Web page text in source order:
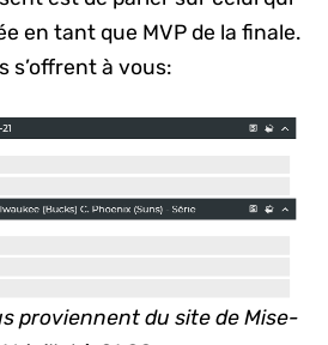
en tant que MVP de la finale.
s’offrent à vous:
proviennent du site de Mise-